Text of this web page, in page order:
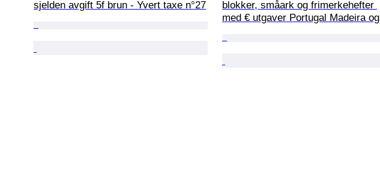
sjelden avgift 5f brun - Yvert taxe n°27
blokker, småark og frimerkehefter
med € utgaver Portugal Madeira og